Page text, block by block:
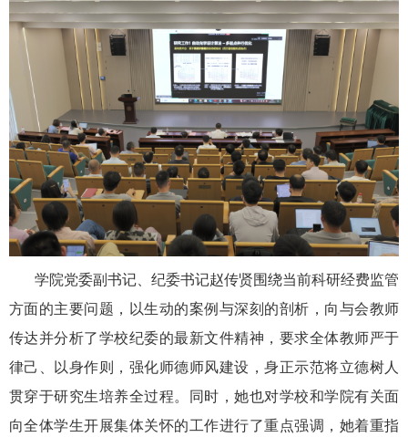
学院党委副书记、纪委书记赵传贤围绕当前科研经费监管
方面的主要问题，以生动的案例与深刻的剖析，向与会教师
传达并分析了学校纪委的最新文件精神，要求全体教师严于
律己、以身作则，强化师德师风建设，身正示范将立德树人
贯穿于研究生培养全过程。同时，她也对学校和学院有关面
向全体学生开展集体关怀的工作进行了重点强调，她着重指